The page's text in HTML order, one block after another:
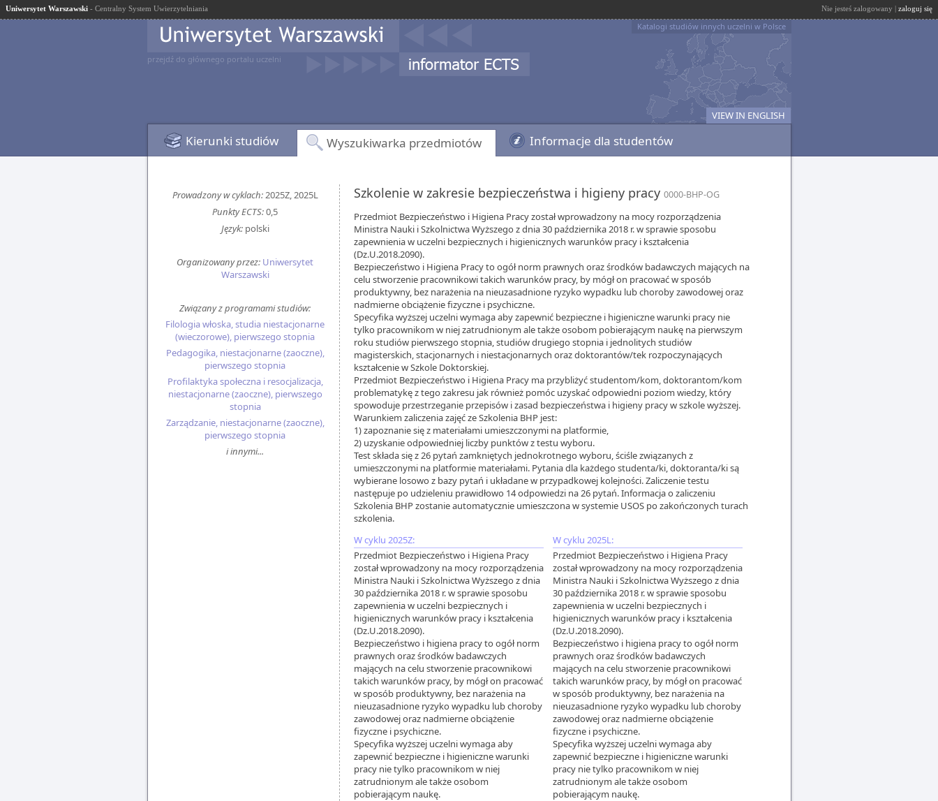
Uniwersytet Warszawski - Centralny System Uwierzytelniania Nie jesteś zalogowany | zaloguj się
przejdź do głównego portalu uczelni
Katalogi studiów innych uczelni w Polsce
VIEW IN ENGLISH
Kierunki studiów Wyszukiwarka przedmiotów Informacje dla studentów
Prowadzony w cyklach:2025Z, 2025L
Punkty ECTS:0,5
Język:polski
Organizowany przez: Uniwersytet
Warszawski
Związany z programami studiów:
Filologia włoska, studia niestacjonarne
(wieczorowe), pierwszego stopnia
Pedagogika, niestacjonarne (zaoczne),
pierwszego stopnia
Profilaktyka społeczna i resocjalizacja,
niestacjonarne (zaoczne), pierwszego
stopnia
Zarządzanie, niestacjonarne (zaoczne),
pierwszego stopnia
i innymi...
Szkolenie w zakresie bezpieczeństwa i higieny pracy 0000-BHP-OG
Przedmiot Bezpieczeństwo i Higiena Pracy został wprowadzony na mocy rozporządzenia
Ministra Nauki i Szkolnictwa Wyższego z dnia 30 października 2018 r. w sprawie sposobu
zapewnienia w uczelni bezpiecznych i higienicznych warunków pracy i kształcenia
(Dz.U.2018.2090).
Bezpieczeństwo i Higiena Pracy to ogół norm prawnych oraz środków badawczych mających na
celu stworzenie pracownikowi takich warunków pracy, by mógł on pracować w sposób
produktywny, bez narażenia na nieuzasadnione ryzyko wypadku lub choroby zawodowej oraz
nadmierne obciążenie fizyczne i psychiczne.
Specyfika wyższej uczelni wymaga aby zapewnić bezpieczne i higieniczne warunki pracy nie
tylko pracownikom w niej zatrudnionym ale także osobom pobierającym naukę na pierwszym
roku studiów pierwszego stopnia, studiów drugiego stopnia i jednolitych studiów
magisterskich, stacjonarnych i niestacjonarnych oraz doktorantów/tek rozpoczynających
kształcenie w Szkole Doktorskiej.
Przedmiot Bezpieczeństwo i Higiena Pracy ma przybliżyć studentom/kom, doktorantom/kom
problematykę z tego zakresu jak również pomóc uzyskać odpowiedni poziom wiedzy, który
spowoduje przestrzeganie przepisów i zasad bezpieczeństwa i higieny pracy w szkole wyższej.
Warunkiem zaliczenia zajęć ze Szkolenia BHP jest:
1) zapoznanie się z materiałami umieszczonymi na platformie,
2) uzyskanie odpowiedniej liczby punktów z testu wyboru.
Test składa się z 26 pytań zamkniętych jednokrotnego wyboru, ściśle związanych z
umieszczonymi na platformie materiałami. Pytania dla każdego studenta/ki, doktoranta/ki są
wybierane losowo z bazy pytań i układane w przypadkowej kolejności. Zaliczenie testu
następuje po udzieleniu prawidłowo 14 odpowiedzi na 26 pytań. Informacja o zaliczeniu
Szkolenia BHP zostanie automatycznie umieszczona w systemie USOS po zakończonych turach
szkolenia.
W cyklu 2025Z:
Przedmiot Bezpieczeństwo i Higiena Pracy
został wprowadzony na mocy rozporządzenia
Ministra Nauki i Szkolnictwa Wyższego z dnia
30 października 2018 r. w sprawie sposobu
zapewnienia w uczelni bezpiecznych i
higienicznych warunków pracy i kształcenia
(Dz.U.2018.2090).
Bezpieczeństwo i higiena pracy to ogół norm
prawnych oraz środków badawczych
mających na celu stworzenie pracownikowi
takich warunków pracy, by mógł on pracować
w sposób produktywny, bez narażenia na
nieuzasadnione ryzyko wypadku lub choroby
zawodowej oraz nadmierne obciążenie
fizyczne i psychiczne.
Specyfika wyższej uczelni wymaga aby
zapewnić bezpieczne i higieniczne warunki
pracy nie tylko pracownikom w niej
zatrudnionym ale także osobom
pobierającym naukę.
W cyklu 2025L:
Przedmiot Bezpieczeństwo i Higiena Pracy
został wprowadzony na mocy rozporządzenia
Ministra Nauki i Szkolnictwa Wyższego z dnia
30 października 2018 r. w sprawie sposobu
zapewnienia w uczelni bezpiecznych i
higienicznych warunków pracy i kształcenia
(Dz.U.2018.2090).
Bezpieczeństwo i higiena pracy to ogół norm
prawnych oraz środków badawczych
mających na celu stworzenie pracownikowi
takich warunków pracy, by mógł on pracować
w sposób produktywny, bez narażenia na
nieuzasadnione ryzyko wypadku lub choroby
zawodowej oraz nadmierne obciążenie
fizyczne i psychiczne.
Specyfika wyższej uczelni wymaga aby
zapewnić bezpieczne i higieniczne warunki
pracy nie tylko pracownikom w niej
zatrudnionym ale także osobom
pobierającym naukę.